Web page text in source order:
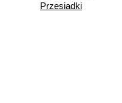
Przesiadki